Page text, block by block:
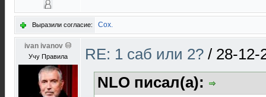
Выразили согласие: Cox.
ivan ivanov
Учу Правила RE: 1 саб или 2? / 28-12-
NLO писал(а):